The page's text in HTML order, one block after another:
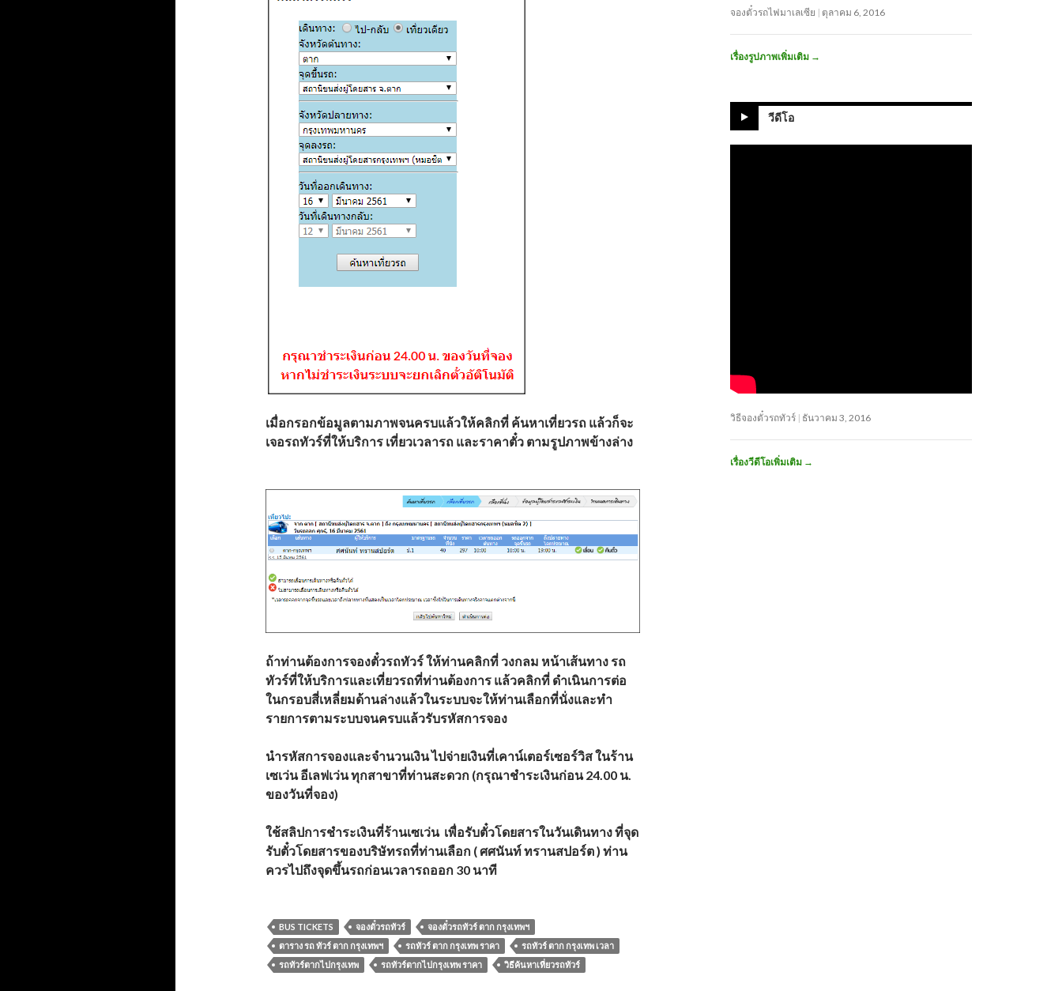
เมื่อกรอกข้อมูลตามภาพจนครบแล้วให้คลิกที่ ค้นหาเที่ยวรถ แล้วก็จะ
เจอรถทัวร์ที่ให้บริการ เที่ยวเวลารถ และราคาตั๋ว ตามรูปภาพข้างล่าง
ถ้าท่านต้องการจองตั๋วรถทัวร์ให้ท่านคลิกที่ วงกลม หน้าเส้นทาง รถ
ทัวร์ที่ให้บริการและเที่ยวรถที่ท่านต้องการ แล้วคลิกที่ ดำเนินการต่อ
ในกรอบสี่เหลี่ยมด้านล่างแล้วในระบบจะให้ท่านเลือกที่นั่งและทำ
รายการตามระบบจนครบแล้วรับรหัสการจอง
นำรหัสการจองและจำนวนเงินไปจ่ายเงินที่เคาน์เตอร์เซอร์วิส ในร้าน
เซเว่น อีเลฟเว่น ทุกสาขาที่ท่านสะดวก (กรุณาชำระเงินก่อน 24.00 น.
ของวันที่จอง)
ใช้สลิปการชำระเงินที่ร้านเซเว่นเพื่อรับตั๋วโดยสารในวันเดินทาง ที่จุด
รับตั๋วโดยสารของบริษัทรถที่ท่านเลือก ( ศศนันท์ ทรานสปอร์ต ) ท่าน
ควรไปถึงจุดขึ้นรถก่อนเวลารถออก 30 นาที
BUS TICKETS จองตั๋วรถทัวร์
จองตั๋วรถทัวร์ ตาก กรุงเทพฯ
ตาราง รถ ทัวร์ ตาก กรุงเทพฯ
รถทัวร์ ตาก กรุงเทพ ราคา
รถทัวร์ ตาก กรุงเทพ เวลา
รถทัวร์ตากไปกรุงเทพ
รถทัวร์ตากไปกรุงเทพ ราคา วิธีค้นหาเที่ยวรถทัวร์
จองตั๋วรถไฟมาเลเซีย ตุลาคม 6, 2016
เรื่องรูปภาพเพิ่มเติม →
วีดีโอ
วิธีจองตั๋วรถทัวร์ ธันวาคม 3, 2016
เรื่องวีดีโอเพิ่มเติม →